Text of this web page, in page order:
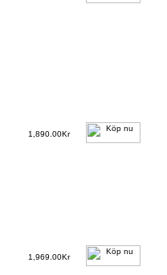
1,890.00Kr
1,969.00Kr